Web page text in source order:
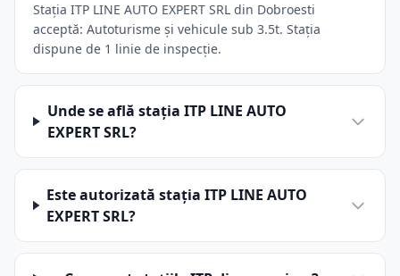
Stația ITP LINE AUTO EXPERT SRL din Dobroesti
acceptă: Autoturisme și vehicule sub 3.5t. Stația
dispune de 1 linie de inspecție.
Unde se află stația ITP LINE AUTO
EXPERT SRL?
Este autorizată stația ITP LINE AUTO
EXPERT SRL?